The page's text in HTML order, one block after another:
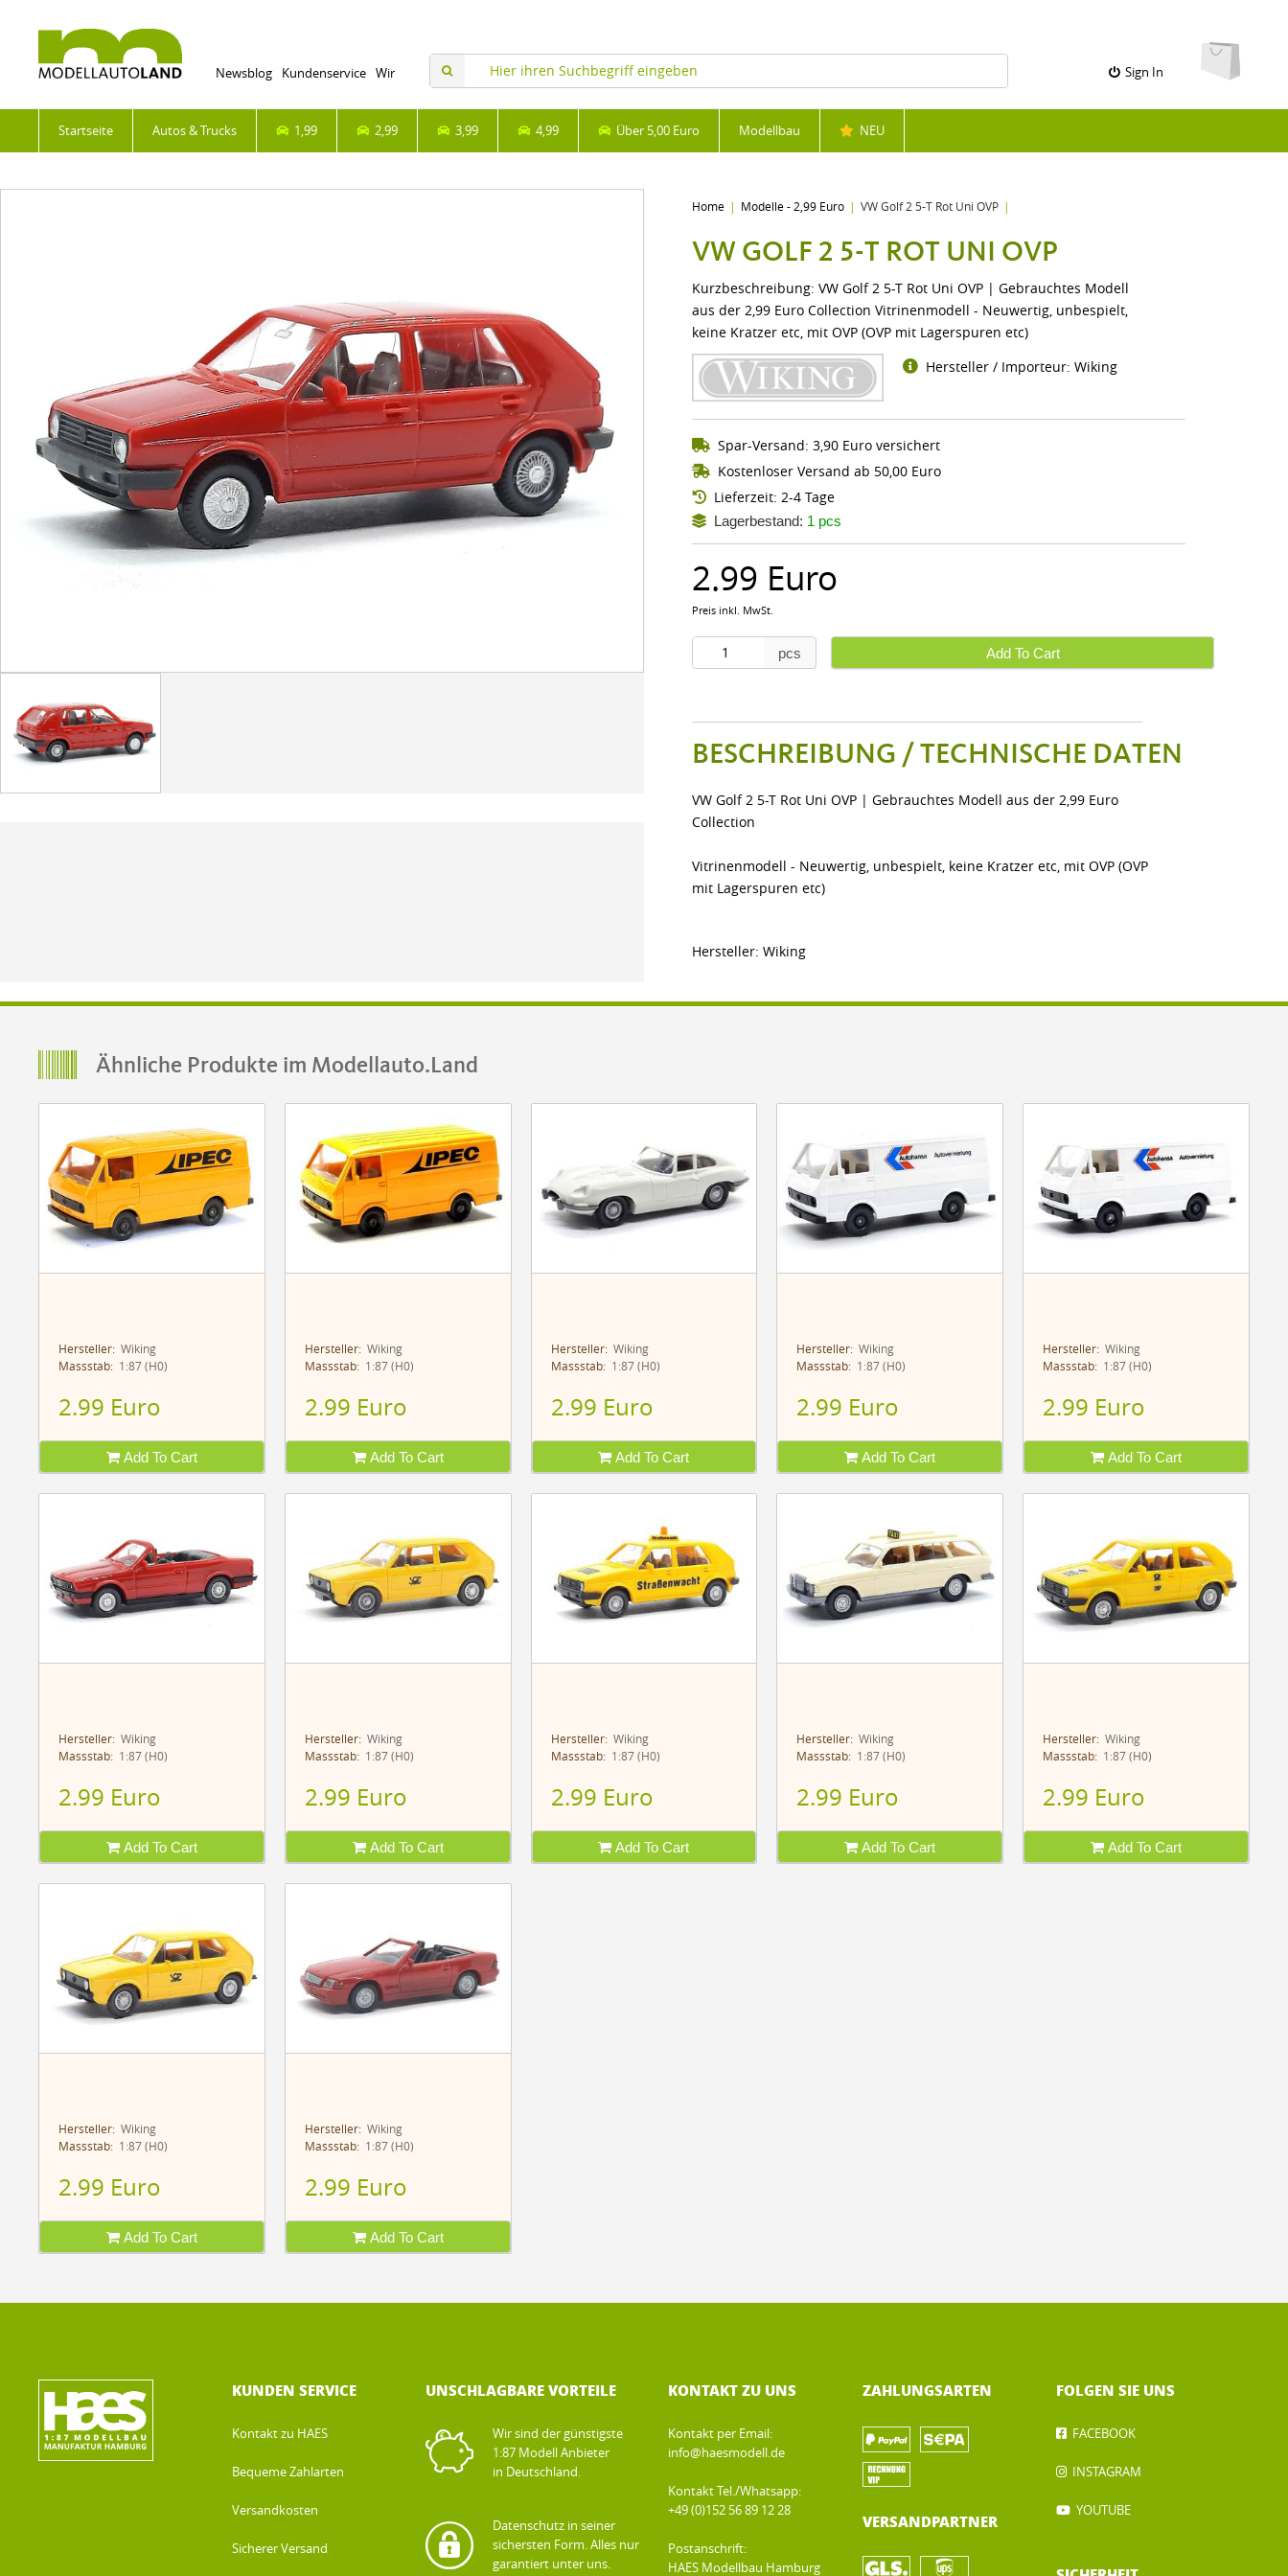
Newsblog Kundenservice Wir Sign In
Startseite Autos & Trucks 1,99 2,99 3,99 4,99 Über 5,00 Euro Modellbau NEU
Home Modelle - 2,99 Euro VW Golf 2 5-T Rot Uni OVP
VW GOLF 2 5-T ROT UNI OVP
Kurzbeschreibung: VW Golf 2 5-T Rot Uni OVP | Gebrauchtes Modell
aus der 2,99 Euro Collection Vitrinenmodell - Neuwertig, unbespielt,
keine Kratzer etc, mit OVP (OVP mit Lagerspuren etc)
Hersteller / Importeur: Wiking
Spar-Versand: 3,90 Euro versichert
Kostenloser Versand ab 50,00 Euro
Lieferzeit: 2-4 Tage
Lagerbestand: 1 pcs
2.99 Euro
Preis inkl. MwSt.
pcs Add To Cart
BESCHREIBUNG / TECHNISCHE DATEN
VW Golf 2 5-T Rot Uni OVP | Gebrauchtes Modell aus der 2,99 Euro
Collection
Vitrinenmodell - Neuwertig, unbespielt, keine Kratzer etc, mit OVP (OVP
mit Lagerspuren etc)
Hersteller: Wiking
Ähnliche Produkte im Modellauto.Land
Hersteller: Wiking
Massstab: 1:87 (H0)
2.99 Euro
Add To Cart
Hersteller:Wiking
Massstab:1:87 (H0)
2.99 Euro
Add To Cart
Hersteller:Wiking
Massstab:1:87 (H0)
2.99 Euro
Add To Cart
Hersteller: Wiking
Massstab: 1:87 (H0)
2.99 Euro
Add To Cart
Hersteller: Wiking
Massstab: 1:87 (H0)
2.99 Euro
Add To Cart
Hersteller: Wiking
Massstab: 1:87 (H0)
2.99 Euro
Add To Cart
Hersteller:Wiking
Massstab:1:87 (H0)
2.99 Euro
Add To Cart
Hersteller:Wiking
Massstab:1:87 (H0)
2.99 Euro
Add To Cart
Hersteller: Wiking
Massstab: 1:87 (H0)
2.99 Euro
Add To Cart
Hersteller: Wiking
Massstab: 1:87 (H0)
2.99 Euro
Add To Cart
Hersteller: Wiking
Massstab: 1:87 (H0)
2.99 Euro
Add To Cart
Hersteller:Wiking
Massstab:1:87 (H0)
2.99 Euro
Add To Cart
KUNDEN SERVICE
Kontakt zu HAES
Bequeme Zahlarten
Versandkosten
Sicherer Versand
UNSCHLAGBARE VORTEILE
Wir sind der günstigste
1:87 Modell Anbieter
in Deutschland.
Datenschutz in seiner
sichersten Form. Alles nur
garantiert unter uns.
KONTAKT ZU UNS
Kontakt per Email:
info@haesmodell.de
Kontakt Tel./Whatsapp:
+49 (0)152 56 89 12 28
Postanschrift:
HAES Modellbau Hamburg
ZAHLUNGSARTEN
VERSANDPARTNER
FOLGEN SIE UNS
FACEBOOK
INSTAGRAM
YOUTUBE